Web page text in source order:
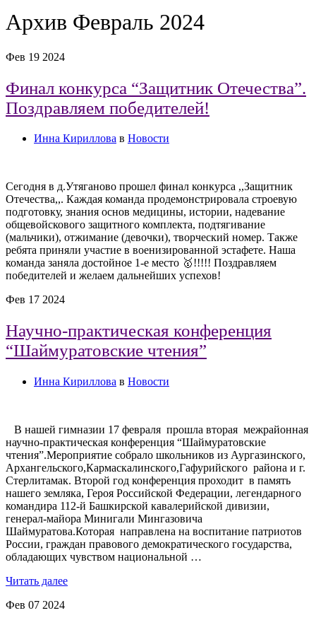
Архив Февраль 2024
Фев 19 2024
Финал конкурса “Защитник Отечества”.
Поздравляем победителей!
Инна Кириллова в Новости
Сегодня в д.Утяганово прошел финал конкурса ,,Защитник
Отечества,,. Каждая команда продемонстрировала строевую
подготовку, знания основ медицины, истории, надевание
общевойскового защитного комплекта, подтягивание
(мальчики), отжимание (девочки), творческий номер. Также
ребята приняли участие в военизированной эстафете. Наша
команда заняла достойное 1-е место 🥇!!!!! Поздравляем
победителей и желаем дальнейших успехов!
Фев 17 2024
Научно-практическая конференция
“Шаймуратовские чтения”
Инна Кириллова в Новости
В нашей гимназии 17 февраля прошла вторая межрайонная
научно-практическая конференция “Шаймуратовские
чтения”.Мероприятие собрало школьников из Аургазинского,
Архангельского,Кармаскалинского,Гафурийского района и г.
Стерлитамак. Второй год конференция проходит в память
нашего земляка, Героя Российской Федерации, легендарного
командира 112-й Башкирской кавалерийской дивизии,
генерал-майора Минигали Мингазовича
Шаймуратова.Которая направлена на воспитание патриотов
России, граждан правового демократического государства,
обладающих чувством национальной …
Читать далее
Фев 07 2024